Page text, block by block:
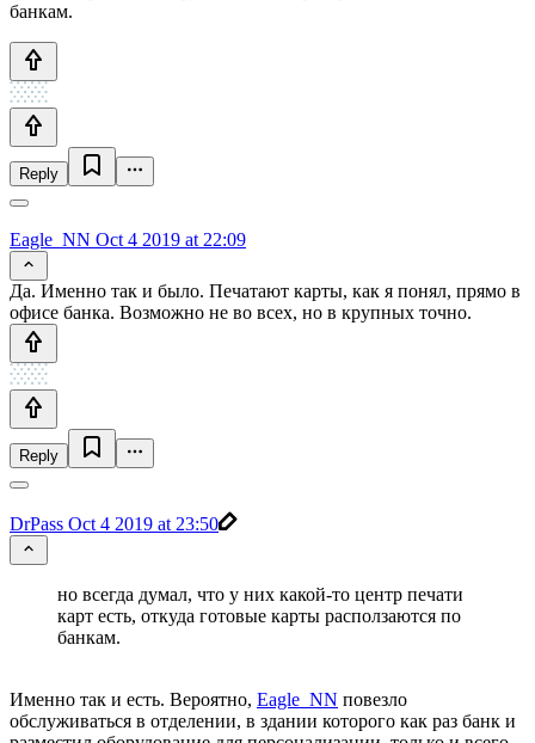
банкам.
Reply
Eagle_NN Oct 4 2019 at 22:09
Да. Именно так и было. Печатают карты, как я понял, прямо в
офисе банка. Возможно не во всех, но в крупных точно.
Reply
DrPass Oct 4 2019 at 23:50
но всегда думал, что у них какой-то центр печати
карт есть, откуда готовые карты расползаются по
банкам.
Именно так и есть. Вероятно, Eagle_NN повезло
обслуживаться в отделении, в здании которого как раз банк и